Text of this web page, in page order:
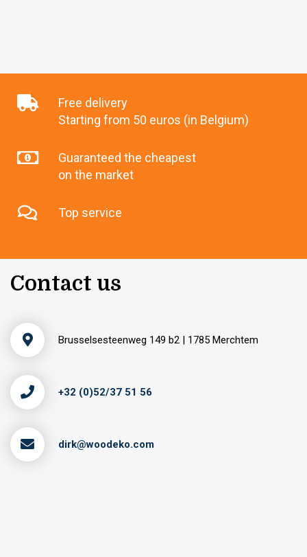
Free delivery
Starting from 50 euros (in Belgium)
Guaranteed the cheapest
on the market
Top service
Contact us
Brusselsesteenweg 149 b2 | 1785 Merchtem
+32 (0)52/37 51 56
dirk@woodeko.com